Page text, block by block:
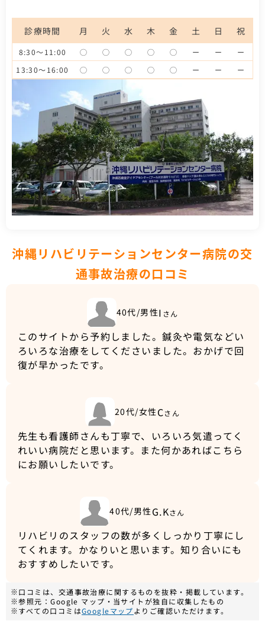
診療時間 月 火 水 木 金 土 日 祝
8:30～11:00 ◯ ◯ ◯ ◯ ◯ ー ー
ー
13:30～16:00
◯ ◯ ◯ ◯ ◯ ー ー ー
沖縄リハビリテーションセンター病院の交
通事故治療の口コミ
40代/男性I さん
このサイトから予約しました。鍼灸や電気などい
ろいろな治療をしてくださいました。おかげで回
復が早かったです。
20代/女性Cさん
先生も看護師さんも丁寧で、いろいろ気遣ってく
れいい病院だと思います。また何かあればこちら
にお願いしたいです。
40代/男性G.Kさん
リハビリのスタッフの数が多くしっかり丁寧にし
てくれます。かなりいと思います。知り合いにも
おすすめしたいです。
※口コミは、交通事故治療に関するものを抜粋・掲載しています。
※参照元：Google マップ・当サイトが独自に収集したもの
※すべての口コミはGoogleマップよりご確認いただけます。